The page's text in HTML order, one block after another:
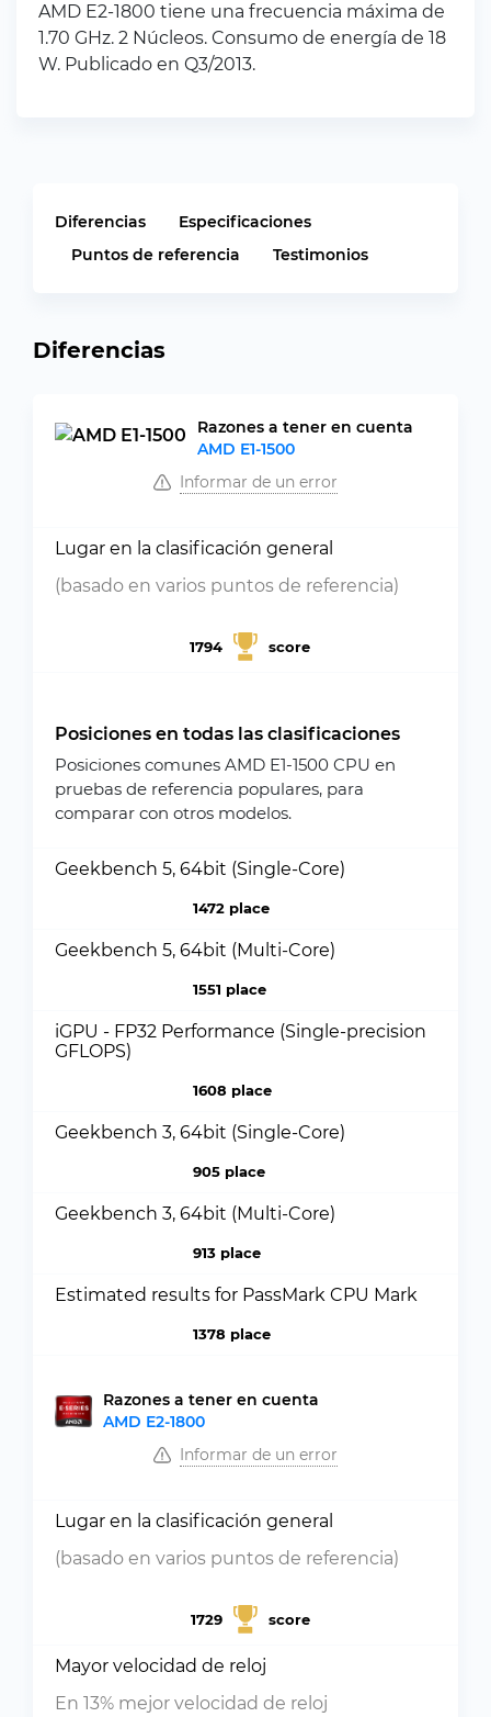
AMD E2-1800 tiene una frecuencia máxima de
1.70 GHz. 2 Núcleos. Consumo de energía de 18
W. Publicado en Q3/2013.
Diferencias
Especificaciones
Puntos de referencia
Testimonios
Diferencias
Razones a tener en cuenta
AMD E1-1500
Informar de un error
Lugar en la clasificación general
(basado en varios puntos de referencia)
1794 score
Posiciones en todas las clasificaciones
Posiciones comunes AMD E1-1500 CPU en
pruebas de referencia populares, para
comparar con otros modelos.
Geekbench 5, 64bit (Single-Core)
1472 place
Geekbench 5, 64bit (Multi-Core)
1551 place
iGPU - FP32 Performance (Single-precision
GFLOPS)
1608 place
Geekbench 3, 64bit (Single-Core)
905 place
Geekbench 3, 64bit (Multi-Core)
913 place
Estimated results for PassMark CPU Mark
1378 place
Razones a tener en cuenta
AMD E2-1800
Informar de un error
Lugar en la clasificación general
(basado en varios puntos de referencia)
1729 score
Mayor velocidad de reloj
En 13% mejor velocidad de reloj